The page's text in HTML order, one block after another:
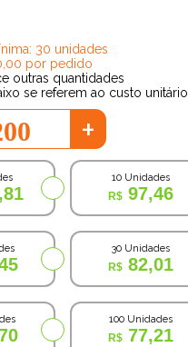
30 unidades
por pedido
outras quantidades
se referem ao custo unitário.
+
10 Unidades
97,46
30 Unidades
82,01
100 Unidades
77,21